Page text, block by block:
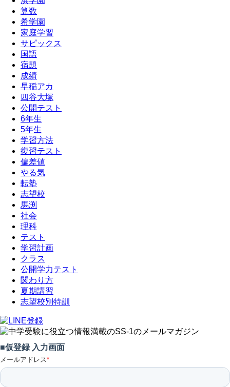
算数
希学園
家庭学習
サピックス
国語
宿題
成績
早稲アカ
四谷大塚
公開テスト
6年生
5年生
学習方法
復習テスト
偏差値
やる気
転塾
志望校
馬渕
社会
理科
テスト
学習計画
クラス
公開学力テスト
関わり方
夏期講習
志望校別特訓